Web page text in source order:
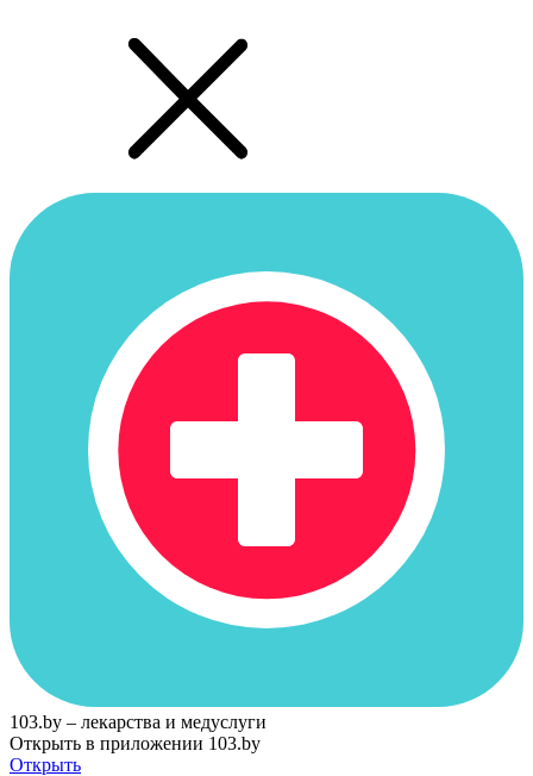
103.by – лекарства и медуслуги
Открыть в приложении 103.by
Открыть